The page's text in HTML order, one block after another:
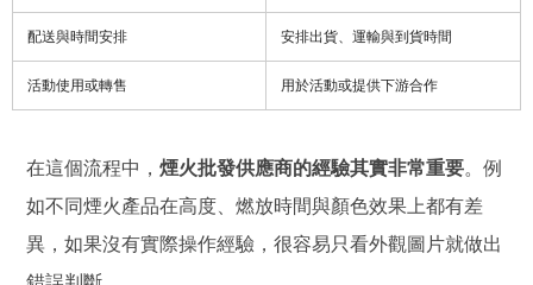
配送與時間安排 安排出貨、運輸與到貨時間
活動使用或轉售 用於活動或提供下游合作
在這個流程中， 煙火批發供應商的經驗其實非常重要。例
如不同煙火產品在高度、燃放時間與顏色效果上都有差
異，如果沒有實際操作經驗，很容易只看外觀圖片就做出